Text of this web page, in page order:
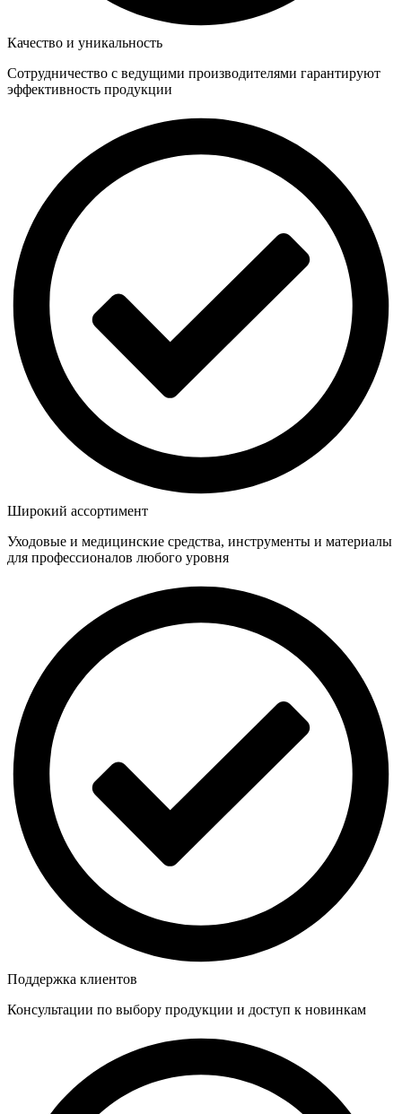
Качество и уникальность
Сотрудничество с ведущими производителями гарантируют
эффективность продукции
Широкий ассортимент
Уходовые и медицинские средства, инструменты и материалы
для профессионалов любого уровня
Поддержка клиентов
Консультации по выбору продукции и доступ к новинкам